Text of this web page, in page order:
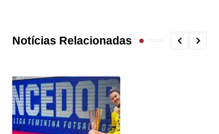
Notícias Relacionadas